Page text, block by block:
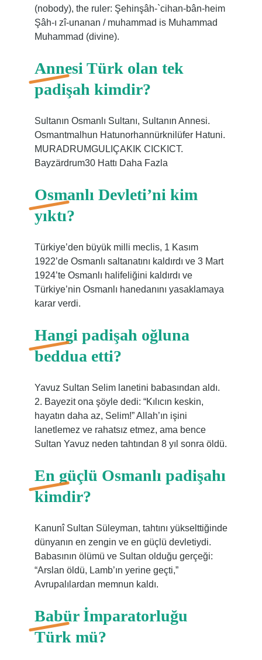
(nobody), the ruler: Şehinşâh-`cihan-bân-heim
Şâh-ı zî-unanan / muhammad is Muhammad
Muhammad (divine).
Annesi Türk olan tek
padişah kimdir?
Sultanın Osmanlı Sultanı, Sultanın Annesi.
Osmantmalhun Hatunorhannürknilüfer Hatuni.
MURADRUMGULIÇAKIK CICKICT.
Bayzärdrum30 Hattı Daha Fazla
Osmanlı Devleti’ni kim
yıktı?
Türkiye’den büyük milli meclis, 1 Kasım
1922’de Osmanlı saltanatını kaldırdı ve 3 Mart
1924’te Osmanlı halifeliğini kaldırdı ve
Türkiye’nin Osmanlı hanedanını yasaklamaya
karar verdi.
Hangi padişah oğluna
beddua etti?
Yavuz Sultan Selim lanetini babasından aldı.
2. Bayezit ona şöyle dedi: “Kılıcın keskin,
hayatın daha az, Selim!” Allah’ın işini
lanetlemez ve rahatsız etmez, ama bence
Sultan Yavuz neden tahtından 8 yıl sonra öldü.
En güçlü Osmanlı padişahı
kimdir?
Kanunî Sultan Süleyman, tahtını yükselttiğinde
dünyanın en zengin ve en güçlü devletiydi.
Babasının ölümü ve Sultan olduğu gerçeği:
“Arslan öldü, Lamb’ın yerine geçti,”
Avrupalılardan memnun kaldı.
Babür İmparatorluğu
Türk mü?